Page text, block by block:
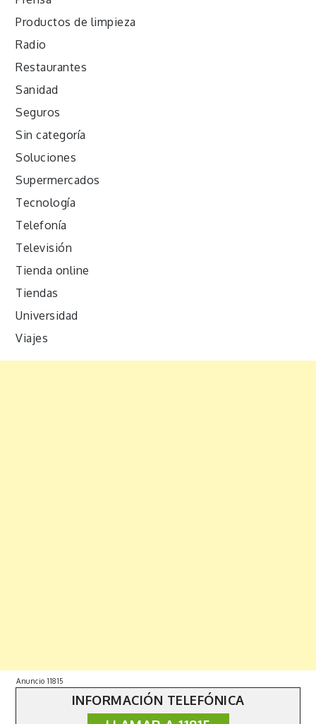
Productos de limpieza
Radio
Restaurantes
Sanidad
Seguros
Sin categoría
Soluciones
Supermercados
Tecnología
Telefonía
Televisión
Tienda online
Tiendas
Universidad
Viajes
Anuncio 11815
INFORMACIÓN TELEFÓNICA